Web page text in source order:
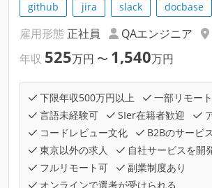
github jira slack docbase
雇用形態 正社員 QAエンジニア
年収 525万円 〜 1,540万円
下限年収500万円以上
一部リモー
言語未経験可
SIer在籍者歓迎
コードレビュー文化
B2Bのサービ
東京以外の求人
自社サービスを開
フルリモート可
副業制度あり
オンラインで選考が受けられる